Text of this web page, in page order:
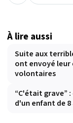
À lire aussi
Suite aux
ont envoyé
volontaires
“C'était grave”
d'un enfant de